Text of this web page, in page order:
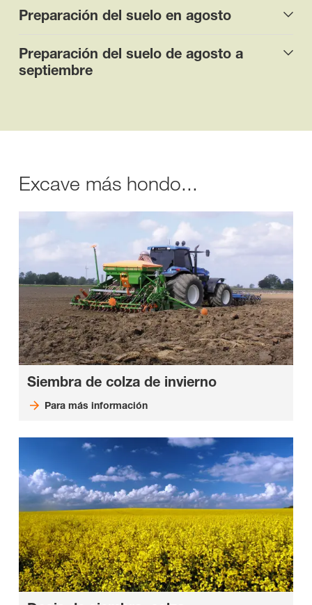
Preparación del suelo en agosto
Preparación del suelo de agosto a
septiembre
Excave más hondo...
Siembra de colza de invierno
Para más información